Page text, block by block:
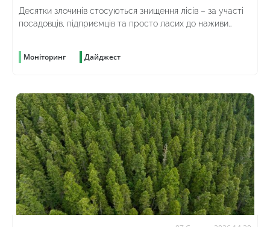
Десятки злочинів стосуються знищення лісів – за участі
посадовців, підприємців та просто ласих до наживи
Моніторинг Дайджест